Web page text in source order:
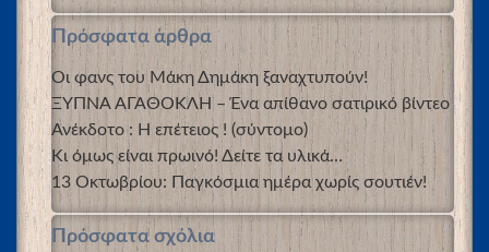
Πρόσφατα άρθρα
Οι φανς του Μάκη Δημάκη ξαναχτυπούν!
ΞΥΠΝΑ ΑΓΑΘΟΚΛΗ – Ένα απίθανο σατιρικό βίντεο
Ανέκδοτο : Η επέτειος ! (σύντομο)
Κι όμως είναι πρωινό! Δείτε τα υλικά…
13 Οκτωβρίου: Παγκόσμια ημέρα χωρίς σουτιέν!
Πρόσφατα σχόλια